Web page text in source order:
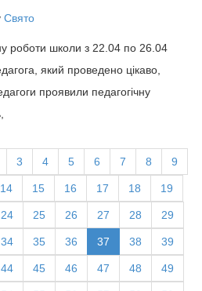
Свято
роботи школи з 22.04 по 26.04
який проведено цікаво,
проявили педагогічну
3 4 5 6 7 8 9
14 15 16 17 18 19
24 25 26 27 28 29
34 35 36 37 38 39
44 45 46 47 48 49